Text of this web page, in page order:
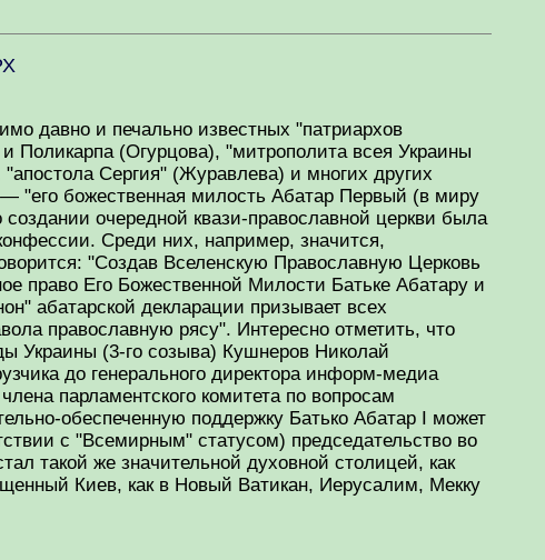
давно и печально известных "патриархов
(Огурцова), "митрополита всея Украины
Сергия" (Журавлева) и многих других
"его божественная милость Абатар Первый (в миру
очередной квази-православной церкви была
Среди них, например, значится,
"Создав Вселенскую Православную Церковь
право Его Божественной Милости Батьке Абатару и
абатарской декларации призывает всех
православную рясу". Интересно отметить, что
Украины (3-го созыва) Кушнеров Николай
до генерального директора информ-медиа
парламентского комитета по вопросам
обеспеченную поддержку Батько Абатар I может
с "Всемирным" статусом) председательство во
такой же значительной духовной столицей, как
Киев, как в Новый Ватикан, Иерусалим, Мекку